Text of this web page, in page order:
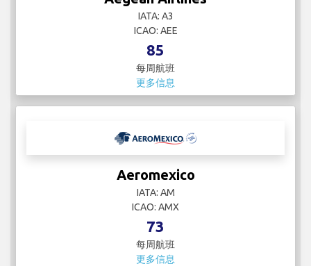
IATA: A3
ICAO: AEE
85
每周航班
更多信息
Aeromexico
IATA: AM
ICAO: AMX
73
每周航班
更多信息